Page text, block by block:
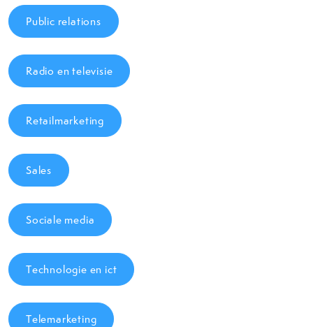
Public relations
Radio en televisie
Retailmarketing
Sales
Sociale media
Technologie en ict
Telemarketing